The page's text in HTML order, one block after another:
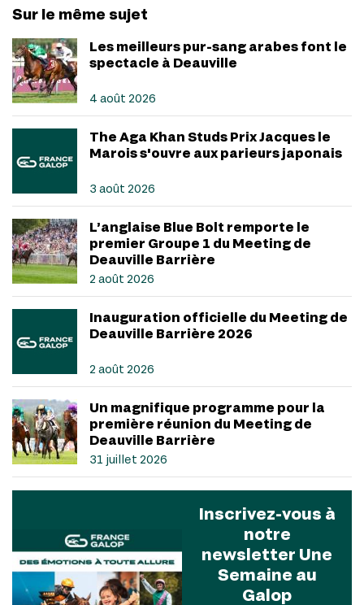
Sur le même sujet
Les meilleurs pur-sang arabes font le
spectacle à Deauville
4 août 2026
The Aga Khan Studs Prix Jacques le
Marois s'ouvre aux parieurs japonais
3 août 2026
L’anglaise Blue Bolt remporte le
premier Groupe 1 du Meeting de
Deauville Barrière
2 août 2026
Inauguration officielle du Meeting de
Deauville Barrière 2026
2 août 2026
Un magnifique programme pour la
première réunion du Meeting de
Deauville Barrière
31 juillet 2026
Inscrivez-vous à
notre
newsletter Une
Semaine au
Galop